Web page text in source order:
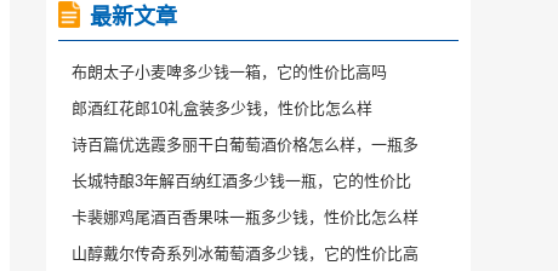
最新文章
布朗太子小麦啤多少钱一箱，它的性价比高吗
郎酒红花郎10礼盒装多少钱，性价比怎么样
诗百篇优选霞多丽干白葡萄酒价格怎么样，一瓶多
长城特酿3年解百纳红酒多少钱一瓶，它的性价比
卡裴娜鸡尾酒百香果味一瓶多少钱，性价比怎么样
山醇戴尔传奇系列冰葡萄酒多少钱，它的性价比高